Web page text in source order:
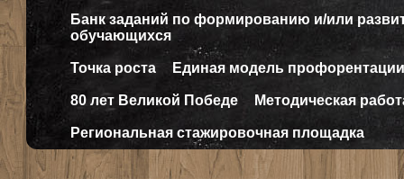
Банк заданий по формированию и/или
обучающихся
Точка роста Единая модель профорентации
80 лет Великой Победе Методическая
Региональная стажировочная площадка